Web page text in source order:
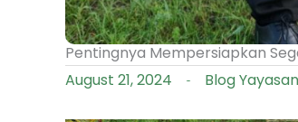
Pentingnya Mempersiapkan
August 21, 2024
Blog